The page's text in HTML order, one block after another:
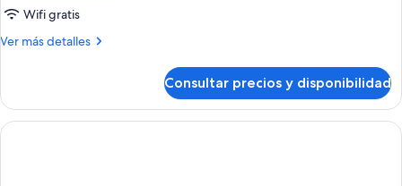
Wifi gratis
Ver más detalles
Más
Room
(4
Adults
Consultar precios y disponibilidad